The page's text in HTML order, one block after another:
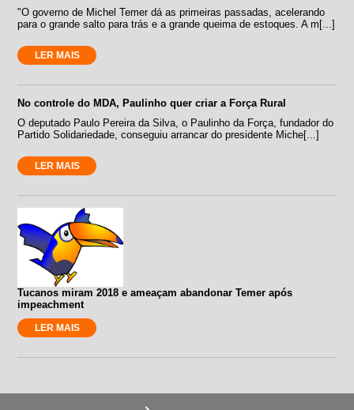
"O governo de Michel Temer dá as primeiras passadas, acelerando
para o grande salto para trás e a grande queima de estoques. A m[...]
LER MAIS
No controle do MDA, Paulinho quer criar a Força Rural
O deputado Paulo Pereira da Silva, o Paulinho da Força, fundador do
Partido Solidariedade, conseguiu arrancar do presidente Miche[...]
LER MAIS
Tucanos miram 2018 e ameaçam abandonar Temer após
impeachment
LER MAIS